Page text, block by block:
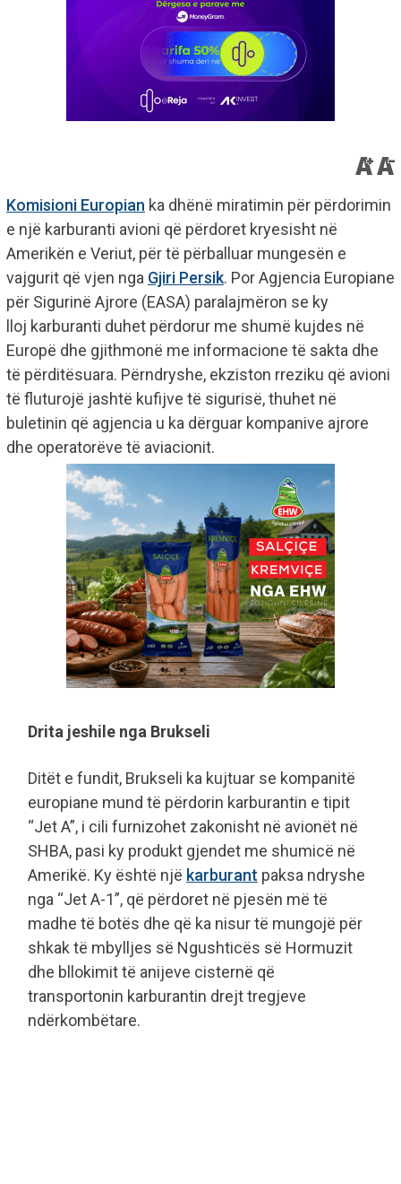
Komisioni Europian ka dhënë miratimin për përdorimin
e një karburanti avioni që përdoret kryesisht në
Amerikën e Veriut, për të përballuar mungesën e
vajgurit që vjen nga Gjiri Persik. Por Agjencia Europiane
për Sigurinë Ajrore (EASA) paralajmëron se ky
lloj karburanti duhet përdorur me shumë kujdes në
Europë dhe gjithmonë me informacione të sakta dhe
të përditësuara. Përndryshe, ekziston rreziku që avioni
të fluturojë jashtë kufijve të sigurisë, thuhet në
buletinin që agjencia u ka dërguar kompanive ajrore
dhe operatorëve të aviacionit.
Drita jeshile nga Brukseli
Ditët e fundit, Brukseli ka kujtuar se kompanitë
europiane mund të përdorin karburantin e tipit
“Jet A”, i cili furnizohet zakonisht në avionët në
SHBA, pasi ky produkt gjendet me shumicë në
Amerikë. Ky është një karburant paksa ndryshe
nga “Jet A-1”, që përdoret në pjesën më të
madhe të botës dhe që ka nisur të mungojë për
shkak të mbylljes së Ngushticës së Hormuzit
dhe bllokimit të anijeve cisternë që
transportonin karburantin drejt tregjeve
ndërkombëtare.